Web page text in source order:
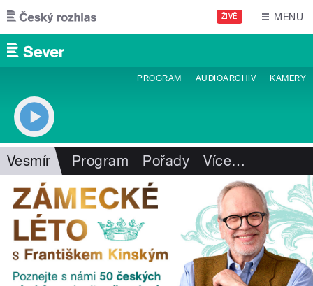
Přejít k hlavnímu obsahu
ŽIVĚ MENU
PROGRAM AUDIOARCHIV KAMERY
Vesmír Program Pořady Více…